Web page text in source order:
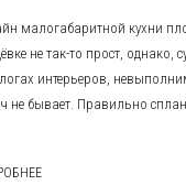
малогабаритной кухни
не так-то прост, однако,
интерьеров,
не бывает. Правильно